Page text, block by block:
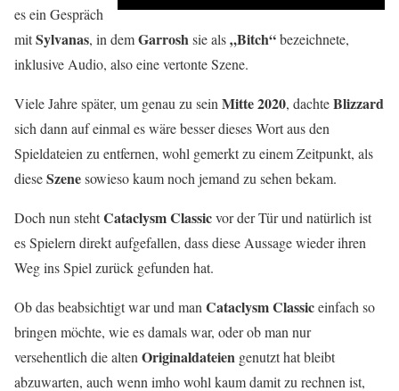
es ein Gespräch
mitSylvanas, in demGarroshsie als„Bitch“bezeichnete,
inklusive Audio, also eine vertonte Szene.
Viele Jahre später, um genau zu sein Mitte 2020, dachteBlizzard
sich dann auf einmal es wäre besser dieses Wort aus den
Spieldateien zu entfernen, wohl gemerkt zu einem Zeitpunkt, als
dieseSzenesowieso kaum noch jemand zu sehen bekam.
Doch nun stehtCataclysm Classicvor der Tür und natürlich ist
es Spielern direkt aufgefallen, dass diese Aussage wieder ihren
Weg ins Spiel zurück gefunden hat.
Ob das beabsichtigt war und man Cataclysm Classiceinfach so
bringen möchte, wie es damals war, oder ob man nur
versehentlich die alten Originaldateien genutzt hat bleibt
abzuwarten, auch wenn imho wohl kaum damit zu rechnen ist,